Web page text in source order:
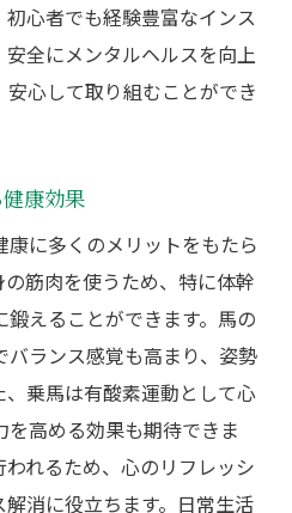
心者でも経験豊富なインス
安全にメンタルヘルスを向上
心して取り組むことができ
康効果
に多くのメリットをもたら
筋肉を使うため、特に体幹
えることができます。馬の
ランス感覚も高まり、姿勢
乗馬は有酸素運動として心
高める効果も期待できま
れるため、心のリフレッシ
消に役立ちます。日常生活